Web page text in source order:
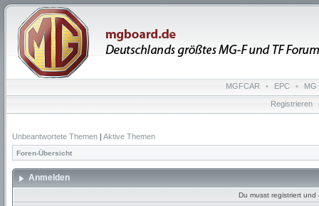
MGFCAR • EPC • MG
Registrieren
Unbeantwortete Themen | Aktive Themen
Foren-Übersicht
Anmelden
Du musst registriert